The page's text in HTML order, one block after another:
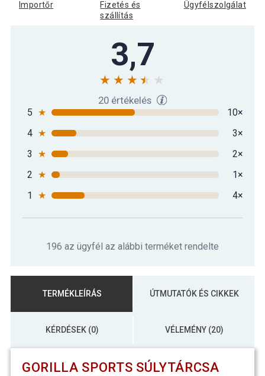
Importőr
Fizetés és
szállítás
Ügyfélszolgálat
3,7
20 értékelés
5 ★
10×
4 ★
3×
3
★
2×
2 ★
1×
1
★ 4×
196 az ügyfél az alábbi terméket rendelte
TERMÉKLEÍRÁS ÚTMUTATÓK ÉS CIKKEK
KÉRDÉSEK (0) VÉLEMÉNY (20)
GORILLA SPORTS SÚLYTÁRCSA